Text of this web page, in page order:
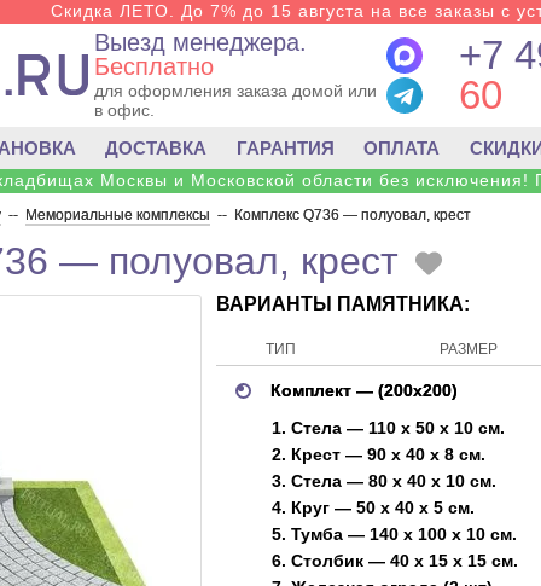
Скидка ЛЕТО. До 7% до 15 августа на все заказы с
Выезд менеджера.
Бесплатно
для оформления заказа домой или
в офис.
+7
60
ДОСТАВКА ГАРАНТИЯ ОПЛАТА
Москвы и Московской области без исключения!
-- Мемориальные комплексы -- Комплекс Q736 — полуовал, крест
— полуовал, крест
ВАРИАНТЫ ПАМЯТНИКА:
ТИП РАЗМЕР
Комплект — (200х200)
1. Стела — 110 х 50 х 10 см.
2. Крест — 90 х 40 х 8 см.
3. Стела — 80 х 40 х 10 см.
4. Круг — 50 х 40 х 5 см.
5. Тумба — 140 х 100 х 10 см.
6. Столбик — 40 х 15 х 15 см.